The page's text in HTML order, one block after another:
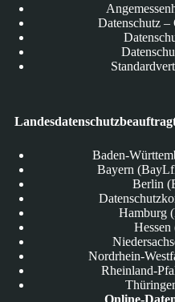
Datenschutz –
Baden-
Bayern
Berlin
Hamburg
Nordrhein-
Rheinland-
Online-